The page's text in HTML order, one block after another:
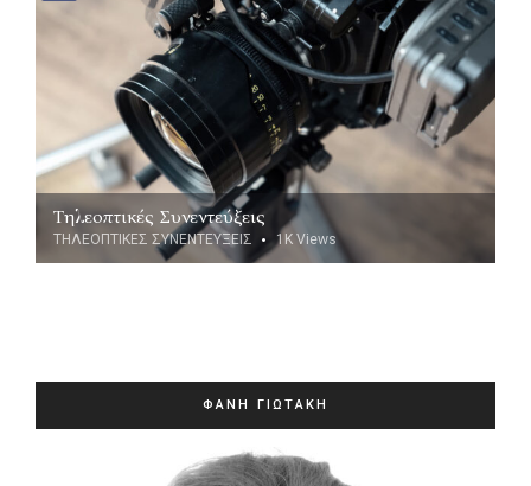
Τηλεοπτικές Συνεντεύξεις
ΤΗΛΕΟΠΤΙΚΕΣ ΣΥΝΕΝΤΕΥΞΕΙΣ 1K Views
ΦΑΝΗ ΓΙΩΤΑΚΗ